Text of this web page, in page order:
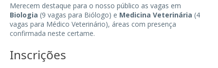
Merecem destaque para o nosso público as vagas em
Biologia (9 vagas para Biólogo) e Medicina Veterinária (4
vagas para Médico Veterinário), áreas com presença
confirmada neste certame.
Inscrições